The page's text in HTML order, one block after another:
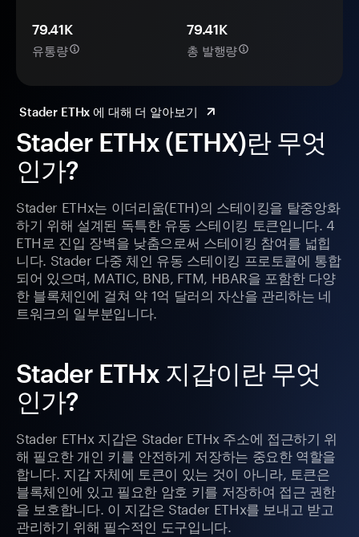
Stader ETHx (ETHX)란 무엇
인가?
Stader ETHx는 이더리움(ETH)의 스테이킹을 탈중앙화
하기 위해 설계된 독특한 유동 스테이킹 토큰입니다. 4
ETH로 진입 장벽을 낮춤으로써 스테이킹 참여를 넓힙
니다. Stader 다중 체인 유동 스테이킹 프로토콜에 통합
되어 있으며, MATIC, BNB, FTM, HBAR을 포함한 다양
한 블록체인에 걸쳐 약 1억 달러의 자산을 관리하는 네
트워크의 일부분입니다.
Stader ETHx 지갑이란 무엇
인가?
Stader ETHx 지갑은 Stader ETHx 주소에 접근하기 위
해 필요한 개인 키를 안전하게 저장하는 중요한 역할을
합니다. 지갑 자체에 토큰이 있는 것이 아니라, 토큰은
블록체인에 있고 필요한 암호 키를 저장하여 접근 권한
을 보호합니다. 이 지갑은 Stader ETHx를 보내고 받고
관리하기 위해 필수적인 도구입니다.
79.41K
유통량
79.41K
총 발행량
Stader ETHx 에 대해 더 알아보기